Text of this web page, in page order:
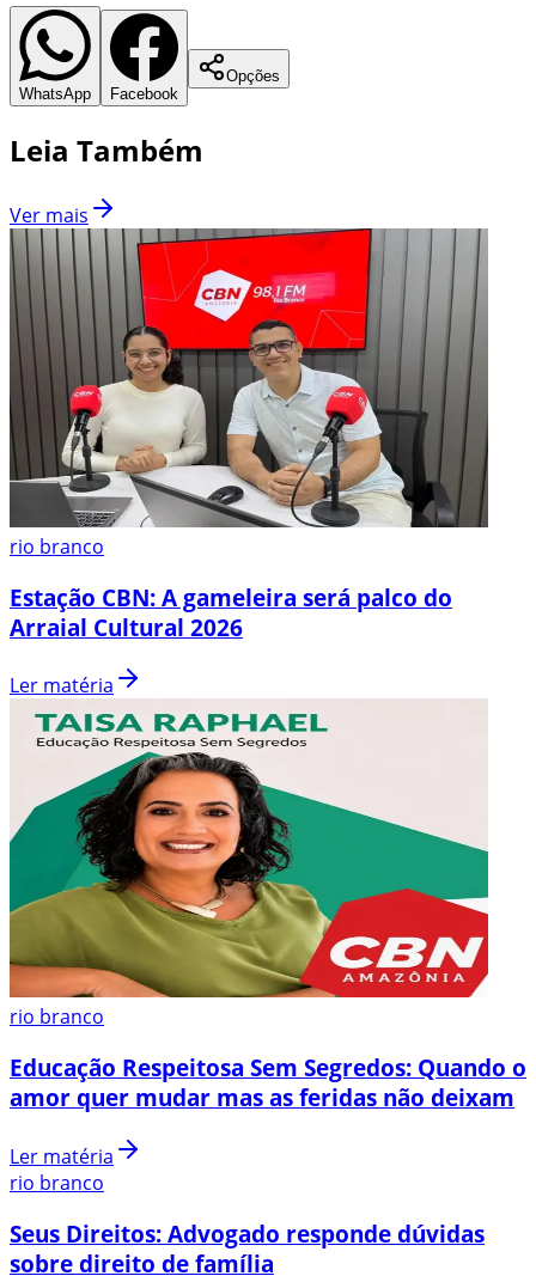
WhatsApp Facebook
Opções
Leia Também
Ver mais
rio branco
Estação CBN: A gameleira será palco do
Arraial Cultural 2026
Ler matéria
rio branco
Educação Respeitosa Sem Segredos: Quando o
amor quer mudar mas as feridas não deixam
Ler matéria
rio branco
Seus Direitos: Advogado responde dúvidas
sobre direito de família